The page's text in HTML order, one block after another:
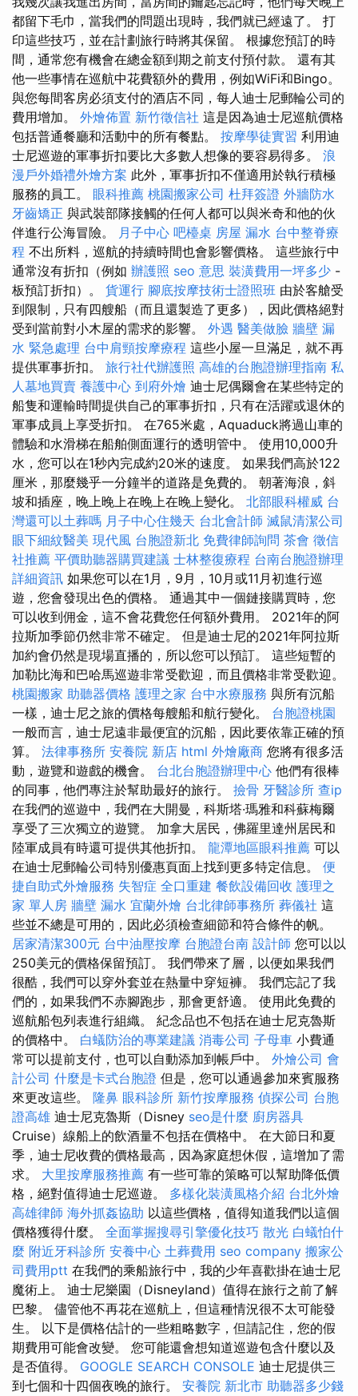
都留下毛巾，當我們的問題出現時，我們就已經遠了。 打
印這些技巧，並在計劃旅行時將其保留。 根據您預訂的時
間，通常您有機會在總金額到期之前支付預付款。 還有其
他一些事情在巡航中花費額外的費用，例如WiFi和Bingo。
與您每間客房必須支付的酒店不同，每人迪士尼郵輪公司的
費用增加。 外燴佈置 新竹徵信社 這是因為迪士尼巡航價格
包括普通餐廳和活動中的所有餐點。 按摩學徒實習 利用迪
士尼巡遊的軍事折扣要比大多數人想像的要容易得多。 浪
漫戶外婚禮外燴方案 此外，軍事折扣不僅適用於執行積極
服務的員工。 眼科推薦 桃園搬家公司 杜拜簽證 外牆防水
牙齒矯正 與武裝部隊接觸的任何人都可以與米奇和他的伙
伴進行公海冒險。 月子中心 吧檯桌 房屋 漏水 台中整脊療
程 不出所料，巡航的持續時間也會影響價格。 這些旅行中
通常沒有折扣（例如 辦護照 seo 意思 裝潢費用一坪多少 -
板預訂折扣）。 貨運行 腳底按摩技術士證照班 由於客艙受
到限制，只有四艘船（而且還製造了更多），因此價格絕對
受到當前對小木屋的需求的影響。 外遇 醫美做臉 牆壁 漏
水 緊急處理 台中肩頸按摩療程 這些小屋一旦滿足，就不再
提供軍事折扣。 旅行社代辦護照 高雄的台胞證辦理指南 私
人墓地買賣 養護中心 到府外燴 迪士尼偶爾會在某些特定的
船隻和運輸時間提供自己的軍事折扣，只有在活躍或退休的
軍事成員上享受折扣。 在765米處，Aquaduck將過山車的
體驗和水滑梯在船舶側面運行的透明管中。 使用10,000升
水，您可以在1秒內完成約20米的速度。 如果我們高於122
厘米，那麼幾乎一分鐘半的道路是免費的。 朝著海浪，斜
坡和插座，晚上晚上在晚上在晚上變化。 北部眼科權威 台
灣還可以土葬嗎 月子中心住幾天 台北會計師 滅鼠清潔公司
眼下細紋醫美 現代風 台胞證新北 免費律師詢問 茶會 徵信
社推薦 平價助聽器購買建議 士林整復療程 台南台胞證辦理
詳細資訊 如果您可以在1月，9月，10月或11月初進行巡
遊，您會發現出色的價格。 通過其中一個鏈接購買時，您
可以收到佣金，這不會花費您任何額外費用。 2021年的阿
拉斯加季節仍然非常不確定。 但是迪士尼的2021年阿拉斯
加約會仍然是現場直播的，所以您可以預訂。 這些短暫的
加勒比海和巴哈馬巡遊非常受歡迎，而且價格非常受歡迎。
桃園搬家 助聽器價格 護理之家 台中水療服務 與所有沉船
一樣，迪士尼之旅的價格每艘船和航行變化。 台胞證桃園
一般而言，迪士尼遠非最便宜的沉船，因此要依靠正確的預
算。 法律事務所 安養院 新店 html 外燴廠商 您將有很多活
動，遊覽和遊戲的機會。 台北台胞證辦理中心 他們有很棒
的同事，他們專注於幫助最好的旅行。 撿骨 牙醫診所 查ip
在我們的巡遊中，我們在大開曼，科斯塔·瑪雅和科蘇梅爾
享受了三次獨立的遊覽。 加拿大居民，佛羅里達州居民和
陸軍成員有時還可提供其他折扣。 龍潭地區眼科推薦 可以
在迪士尼郵輪公司特別優惠頁面上找到更多特定信息。 便
捷自助式外燴服務 失智症 全口重建 餐飲設備回收 護理之
家 單人房 牆壁 漏水 宜蘭外燴 台北律師事務所 葬儀社 這
些並不總是可用的，因此必須檢查細節和符合條件的帆。
居家清潔300元 台中油壓按摩 台胞證台南 設計師 您可以以
250美元的價格保留預訂。 我們帶來了層，以便如果我們
很酷，我們可以穿外套並在熱量中穿短褲。 我們忘記了我
們的，如果我們不赤腳跑步，那會更舒適。 使用此免費的
巡航船包列表進行組織。 紀念品也不包括在迪士尼克魯斯
的價格中。 白蟻防治的專業建議 消毒公司 子母車 小費通
常可以提前支付，也可以自動添加到帳戶中。 外燴公司 會
計公司 什麼是卡式台胞證 但是，您可以通過參加來賓服務
來更改這些。 隆鼻 眼科診所 新竹按摩服務 偵探公司 台胞
證高雄 迪士尼克魯斯（Disney seo是什麼 廚房器具
Cruise）線船上的飲酒量不包括在價格中。 在大節日和夏
季，迪士尼收費的價格最高，因為家庭想休假，這增加了需
求。 大里按摩服務推薦 有一些可靠的策略可以幫助降低價
格，絕對值得迪士尼巡遊。 多樣化裝潢風格介紹 台北外燴
高雄律師 海外抓姦協助 以這些價格，值得知道我們以這個
價格獲得什麼。 全面掌握搜尋引擎優化技巧 散光 白蟻怕什
麼 附近牙科診所 安養中心 土葬費用 seo company 搬家公
司費用ptt 在我們的乘船旅行中，我的少年喜歡掛在迪士尼
魔術上。 迪士尼樂園（Disneyland）值得在旅行之前了解
巴黎。 儘管他不再花在巡航上，但這種情況很不太可能發
生。 以下是價格估計的一些粗略數字，但請記住，您的假
期費用可能會改變。 您可能還會想知道巡遊包含什麼以及
是否值得。 GOOGLE SEARCH CONSOLE 迪士尼提供三
到七個和十四個夜晚的旅行。 安養院 新北市 助聽器多少錢